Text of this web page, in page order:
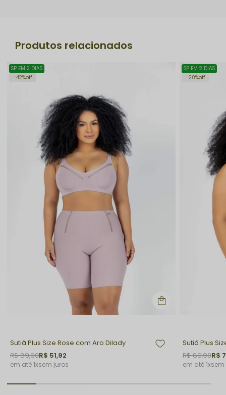
Produtos relacionados
42%off
SP EM 2 DIAS
Sutiã Plus Size Rose com Aro Dilady
R$ 89,90R$ 51,92
1xsem juros
20%off
SP EM 2 DIAS
Sutiã Plus
R$ 89,90R$
1xsem